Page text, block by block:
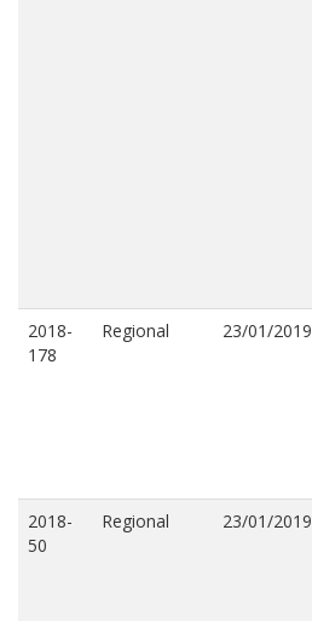
2018-
178
Regional 23/01/2019
2018-
50
Regional 23/01/2019